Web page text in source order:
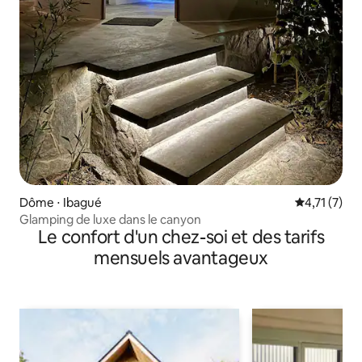
Dôme ⋅ Ibagué Évaluation
4,71 (7)
Glamping de luxe dans le canyon
Le confort d'un chez-soi et des tarifs
mensuels avantageux